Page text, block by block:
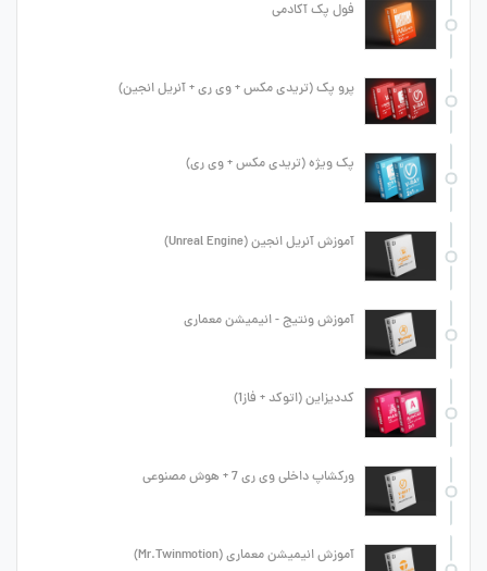
فول پک آکادمی
پرو پک (تریدی مکس + وی ری + آنریل انجین)
پک ویژه (تریدی مکس + وی ری)
آموزش آنریل انجین (Unreal Engine)
آموزش ونتیج - انیمیشن معماری
کددیزاین (اتوکد + فاز1)
ورکشاپ داخلی وی ری 7 + هوش مصنوعی
آموزش انیمیشن معماری (Mr.Twinmotion)